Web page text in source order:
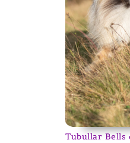
Tubullar